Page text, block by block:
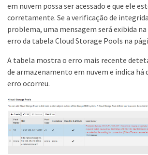
em nuvem possa ser acessado e que ele
corretamente. Se a verificação de
problema, uma mensagem será exibida
erro da tabela Cloud Storage Pools na
A tabela mostra o erro mais recente
de armazenamento em nuvem e indica
erro ocorreu.